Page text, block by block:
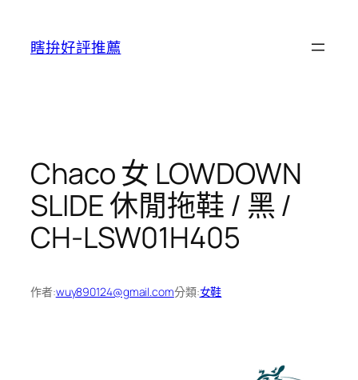
瞎拚好評推薦
Chaco 女 LOWDOWN
SLIDE 休閒拖鞋 / 黑 /
CH-LSW01H405
作者:wuy890124@gmail.com分類:女鞋